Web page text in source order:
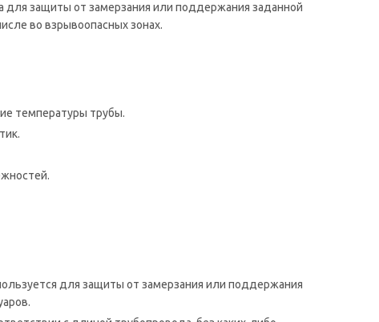
для защиты от замерзания или поддержания заданной
во взрывоопасных зонах.
температуры трубы.
для защиты от замерзания или поддержания